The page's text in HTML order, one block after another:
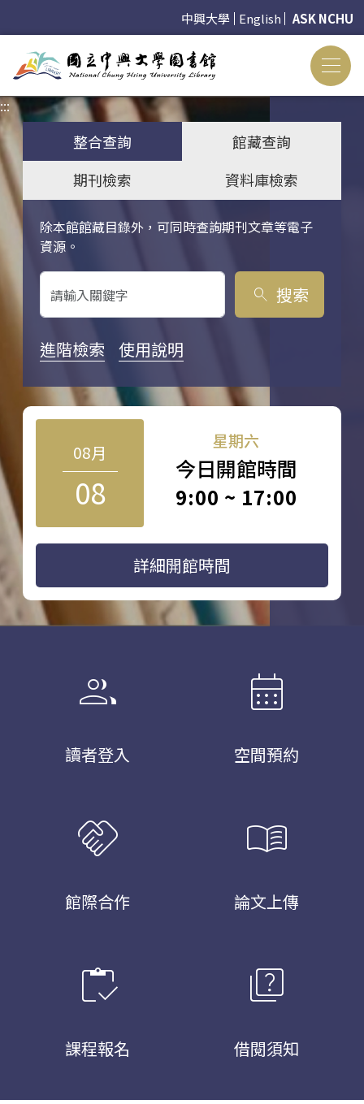
中興大學 English ASK NCHU
:::
整合查詢
館藏查詢
期刊檢索
資料庫檢索
除本館館藏目錄外，可同時查詢期刊文章等電子
資源。
關鍵字搜尋
search 搜索
進階檢索 使用說明
08月
08
星期六
今日開館時間
9:00 ~ 17:00
詳細開館時間
group
讀者登入
calendar_month
空間預約
handshake
館際合作
menu_book
論文上傳
inventory
課程報名
quiz
借閱須知